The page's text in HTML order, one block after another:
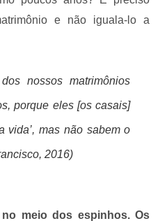
e não iguala-lo a
nossos matrimônios
porque eles [os casais]
vida’, mas não sabem o
2016)
no meio dos espinhos. Os